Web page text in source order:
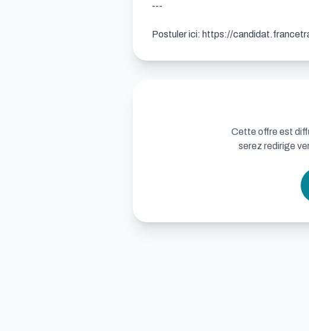
---
Postuler ici: https://
Cette offre est
serez redirige